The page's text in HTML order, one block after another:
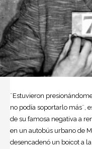
¨Estuvieron
no podía soportarlo más¨,
de su famosa negativa a
en un autobús urbano de
desencadenó un boicot a